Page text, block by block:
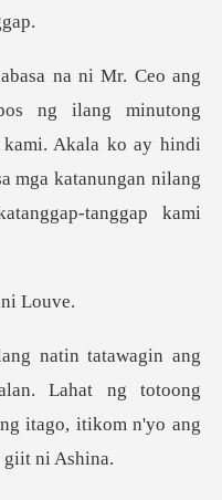
ng minutong
kami. Akala ko ay hindi
Lahat ng totoong
i